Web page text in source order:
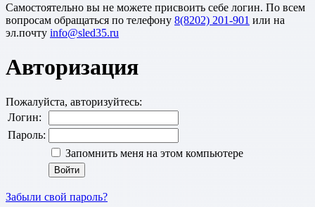
Cамостоятельно вы не можете присвоить себе логин. По всем
вопросам обращаться по телефону 8(8202) 201-901 или на
эл.почту
Авторизация
Пожалуйста, авторизуйтесь:
Логин:
Пароль:
Запомнить меня на этом компьютере
Забыли свой пароль?